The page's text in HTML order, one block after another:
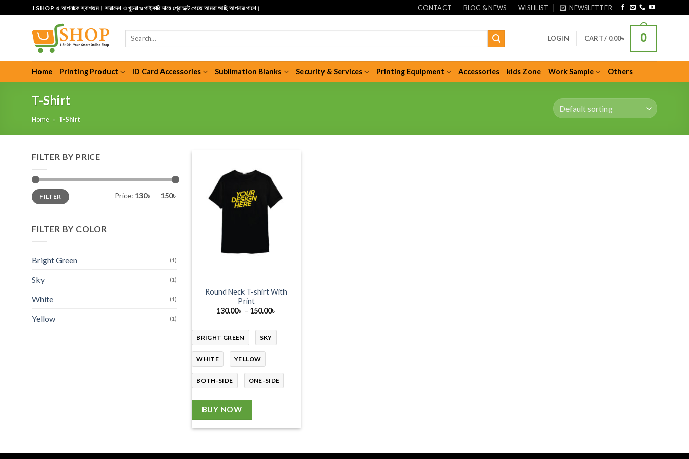
to
J SHOP এ আপনাকে স্বাগতম। সারাদেশ এ খুচরা ও পাইকারি দামে প্রোডাক্ট পেতে আমরা আছি আপনার পাশে। CONTACT BLOG & NEWS WISHLIST NEWSLETTER
Search
LOGIN CART / 0.00৳ 0
Home Printing Product ID Card Accessories Sublimation Blanks Security & Services Printing Equipment Accessories kids Zone Work Sample Others
T-Shirt
Home » T-Shirt
FILTER BY PRICE
Min
price
Max
priceFILTER Price: 130৳ — 150৳
FILTER BY COLOR
Bright Green (1)
Sky (1)
White (1)
Yellow (1)
Round Neck T-shirt With
Print
130.00৳ – 150.00৳
through
BRIGHT GREEN SKY
WHITE YELLOW
BOTH-SIDE ONE-SIDE
BUY NOW